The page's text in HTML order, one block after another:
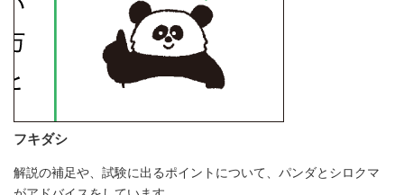
フキダシ
解説の補足や、試験に出るポイントについて、パンダとシロクマ